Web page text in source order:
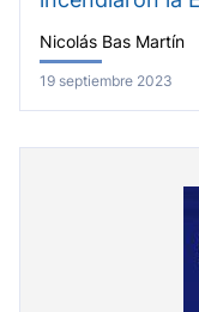
Nicolás Bas Martín
19 septiembre 2023